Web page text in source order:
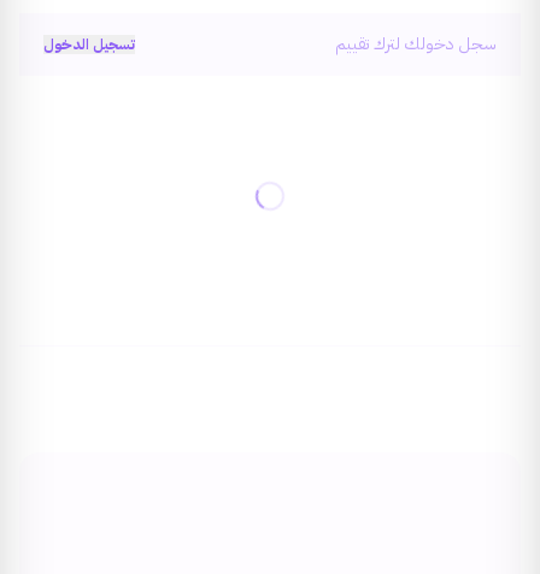
سجل دخولك لترك تقييم تسجيل الدخول